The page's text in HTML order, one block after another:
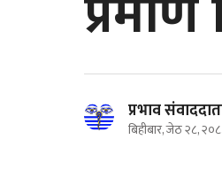
प्रभाव
बिहीबार, जेठ २८,